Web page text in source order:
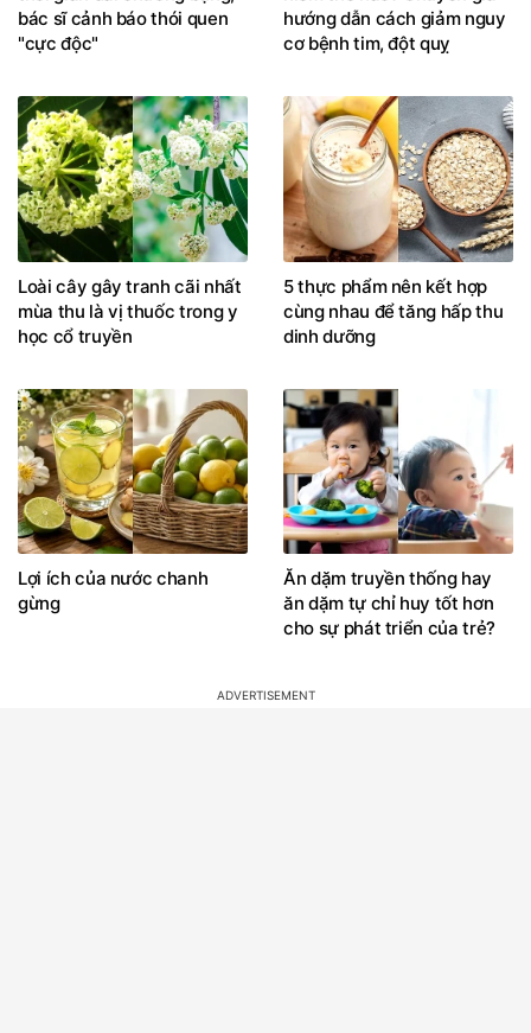
bác sĩ cảnh báo thói quen
"cực độc"
hướng dẫn cách giảm nguy
cơ bệnh tim, đột quỵ
Loài cây gây tranh cãi nhất
mùa thu là vị thuốc trong y
học cổ truyền
5 thực phẩm nên kết hợp
cùng nhau để tăng hấp thu
dinh dưỡng
Lợi ích của nước chanh
gừng
Ăn dặm truyền thống hay
ăn dặm tự chỉ huy tốt hơn
cho sự phát triển của trẻ?